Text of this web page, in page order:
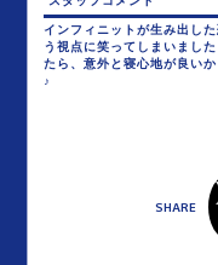
インフィニットが生み出し
う視点に笑ってしまいまし
たら、意外と寝心地が良い
♪